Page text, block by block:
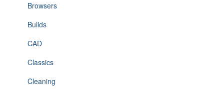
Browsers
Builds
CAD
Classics
Cleaning